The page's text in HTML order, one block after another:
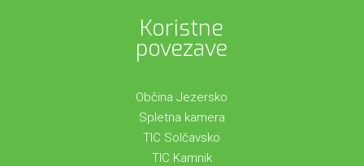
Koristne
povezave
Občina Jezersko
Spletna kamera
TIC Solčavsko
TIC Kamnik